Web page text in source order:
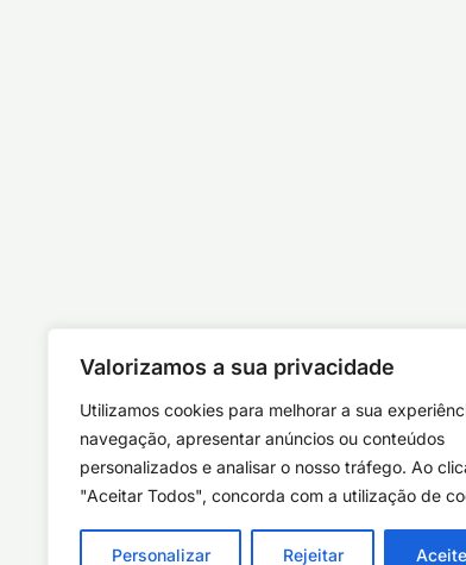
Valorizamos a sua privacidade
Utilizamos cookies para melhorar a sua
navegação, apresentar anúncios ou conteúdos
personalizados e analisar o nosso tráfego. Ao
"Aceitar Todos", concorda com a utilização de
Personalizar Rejeitar